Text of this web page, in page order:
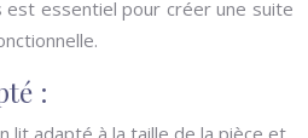
est essentiel pour créer une suite
:
lit adapté à la taille de la pièce et